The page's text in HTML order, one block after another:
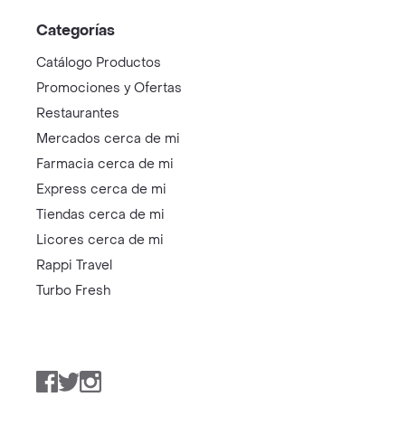
Categorías
Catálogo Productos
Promociones y Ofertas
Restaurantes
Mercados cerca de mi
Farmacia cerca de mi
Express cerca de mi
Tiendas cerca de mi
Licores cerca de mi
Rappi Travel
Turbo Fresh
Facebook
TwitterInstagram